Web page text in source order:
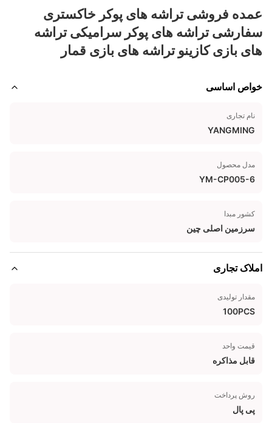
عمده فروشی تراشه های پوکر خاکستری
سفارشی تراشه های پوکر سرامیکی تراشه
های بازی کازینو تراشه های بازی قمار
خواص اساسی
نام تجاری
YANGMING
مدل محصول
YM-CP005-6
کشور مبدا
سرزمین اصلی چین
املاک تجاری
مقدار تولیدی
100PCS
قیمت واحد
قابل مذاکره
روش پرداخت
پی پال